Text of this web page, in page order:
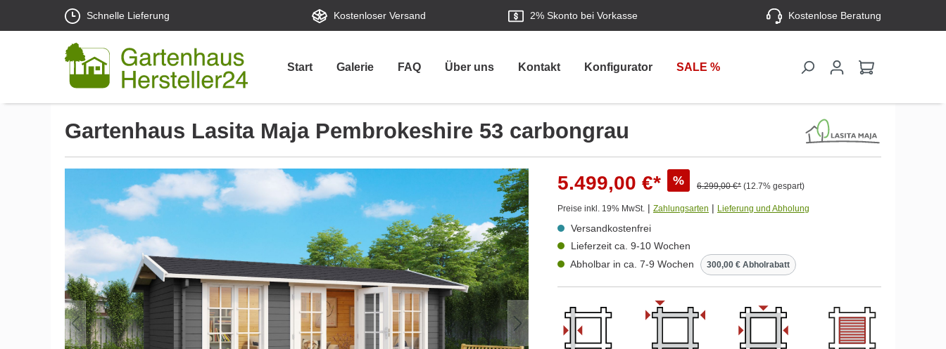
Schnelle Lieferung Kostenloser Versand 2% Skonto bei Vorkasse Kostenlose Beratung
Start Galerie FAQ Über uns Kontakt Konfigurator SALE %
Gartenhaus Lasita Maja Pembrokeshire 53 carbongrau
5.499,00 €* % 6.299,00 €* (12.7% gespart)
Preise inkl. 19% MwSt. | Zahlungsarten | Lieferung und Abholung
Versandkostenfrei
Lieferzeit ca. 9-10 Wochen
Abholbar in ca. 7-9 Wochen
300,00 € Abholrabatt